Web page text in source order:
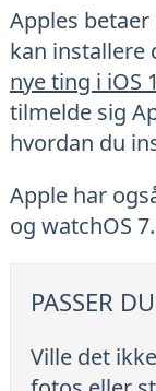
Apples
kan installere
nye ting i iOS
tilmelde sig
hvordan du
Apple har
og watchOS 7.
PASSER
Ville det